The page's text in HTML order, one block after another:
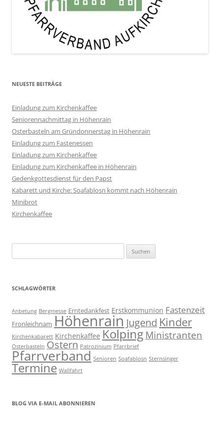
NEUESTE BEITRÄGE
Einladung zum Kirchenkaffee
Seniorennachmittag in Höhenrain
Osterbasteln am Gründonnerstag in Höhenrain
Einladung zum Fastenessen
Einladung zum Kirchenkaffee
Einladung zum Kirchenkaffee in Höhenrain
Gedenkgottesdienst für den Papst
Kabarett und Kirche: Soafablosn kommt nach Höhenrain
Minibrot
Kirchenkaffee
nach:
SCHLAGWÖRTER
Anbetung Bergmesse Erntedankfest Erstkommunion Fastenzeit
Fronleichnam Höhenrain Jugend Kinder
Kirchenkabarett Kirchenkaffee Kolping Ministranten
Osterbasteln Ostern Patrozinium Pfarrbrief
Pfarrverband Senioren Soafablosn Sternsinger
Termine Wallfahrt
BLOG VIA E-MAIL ABONNIEREN